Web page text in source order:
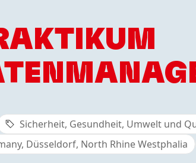
Sicherheit, Gesundheit, Umwelt und
Düsseldorf, North Rhine Westphalia